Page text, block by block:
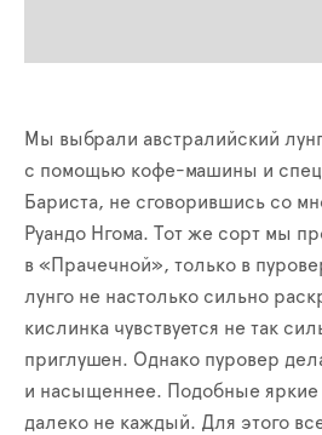
Мы выбрали австралийский
с помощью кофе-машины и
Бариста, не сговорившись со
Руандо Нгома. Тот же сорт мы
в «Прачечной», только в
лунго не настолько сильно
кислинка чувствуется не так
приглушен. Однако пуровер
и насыщеннее. Подобные яркие
далеко не каждый. Для этого